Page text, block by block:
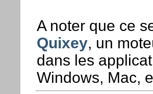
A noter que ce
Quixey, un
dans les
Windows, Mac,